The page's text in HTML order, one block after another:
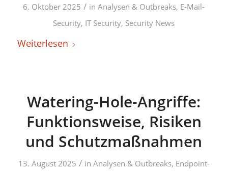
6. Oktober 2025 / inAnalysen & Outbreaks, E-Mail-
Security, IT Security, Security News
Weiterlesen
Watering-Hole-Angriffe:
Funktionsweise, Risiken
und Schutzmaßnahmen
13. August 2025 / in Analysen & Outbreaks, Endpoint-